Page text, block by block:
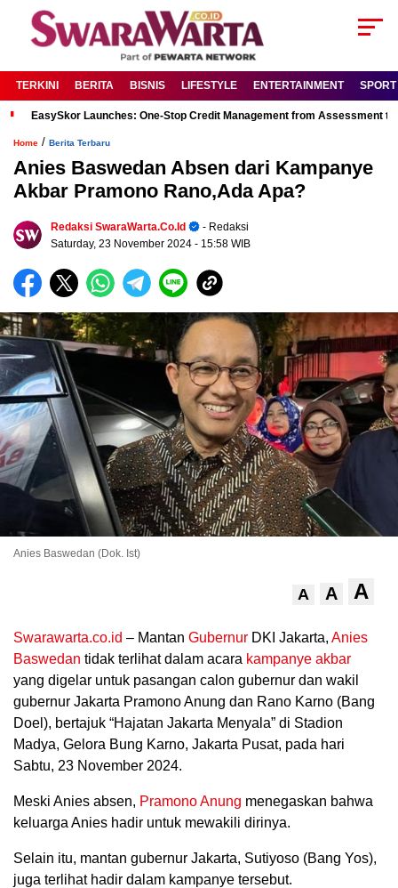
TERKINI BERITA BISNIS LIFESTYLE ENTERTAINMENT SPORT
EasySkor Launches: One-Stop Credit Management from Assessment
Home / Berita Terbaru
Anies Baswedan Absen dari Kampanye
Akbar Pramono Rano,Ada Apa?
Redaksi SwaraWarta.co.id
- Redaksi
Saturday, 23 November 2024 - 15:58 WIB
Anies Baswedan (Dok. Ist)
A A A
Swarawarta.co.id – Mantan Gubernur DKI Jakarta, Anies
Baswedan tidak terlihat dalam acara kampanye akbar
yang digelar untuk pasangan calon gubernur dan wakil
gubernur Jakarta Pramono Anung dan Rano Karno (Bang
Doel), bertajuk “Hajatan Jakarta Menyala” di Stadion
Madya, Gelora Bung Karno, Jakarta Pusat, pada hari
Sabtu, 23 November 2024.
Meski Anies absen, Pramono Anung menegaskan bahwa
keluarga Anies hadir untuk mewakili dirinya.
Selain itu, mantan gubernur Jakarta, Sutiyoso (Bang Yos),
juga terlihat hadir dalam kampanye tersebut.